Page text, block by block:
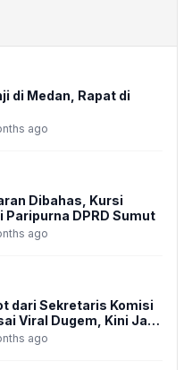
di Medan, Rapat di
ago
Dibahas, Kursi
Paripurna DPRD Sumut
ago
dari Sekretaris Komisi
Viral Dugem, Kini Jadi
A
ago